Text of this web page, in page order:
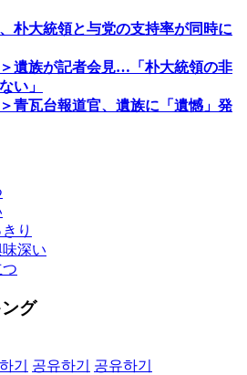
朴大統領と与党の支持率が同時に
遺族が記者会見…「朴大統領の非
い」
青瓦台報道官、遺族に「遺憾」発
り
深い
グ
기 공유하기
공유하기